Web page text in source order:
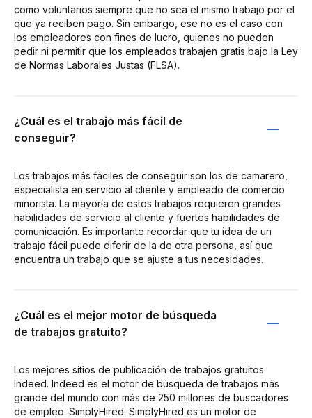
como voluntarios siempre que no sea el mismo trabajo por el
que ya reciben pago. Sin embargo, ese no es el caso con
los empleadores con fines de lucro, quienes no pueden
pedir ni permitir que los empleados trabajen gratis bajo la Ley
de Normas Laborales Justas (FLSA).
¿Cuál es el trabajo más fácil de
conseguir?
Los trabajos más fáciles de conseguir son los de camarero,
especialista en servicio al cliente y empleado de comercio
minorista. La mayoría de estos trabajos requieren grandes
habilidades de servicio al cliente y fuertes habilidades de
comunicación. Es importante recordar que tu idea de un
trabajo fácil puede diferir de la de otra persona, así que
encuentra un trabajo que se ajuste a tus necesidades.
¿Cuál es el mejor motor de búsqueda
de trabajos gratuito?
Los mejores sitios de publicación de trabajos gratuitos
Indeed. Indeed es el motor de búsqueda de trabajos más
grande del mundo con más de 250 millones de buscadores
de empleo. SimplyHired. SimplyHired es un motor de